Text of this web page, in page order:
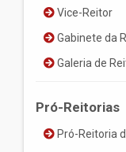
Vice-Reitor
Gabinete da
Galeria de
Pró-Reitorias
Pró-Reitoria